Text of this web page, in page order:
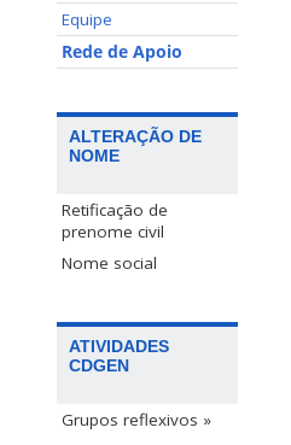
Equipe
Rede de Apoio
ALTERAÇÃO DE
NOME
Retificação de
prenome civil
Nome social
ATIVIDADES
CDGEN
Grupos reflexivos »